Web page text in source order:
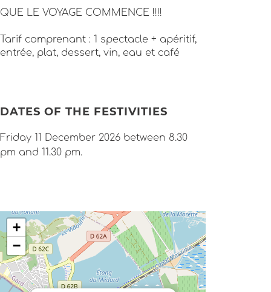
QUE LE VOYAGE COMMENCE !!!!
Tarif comprenant : 1 spectacle + apéritif,
entrée, plat, dessert, vin, eau et café
DATES OF THE FESTIVITIES
Friday 11 December 2026 between 8.30
pm and 11.30 pm.
+
−